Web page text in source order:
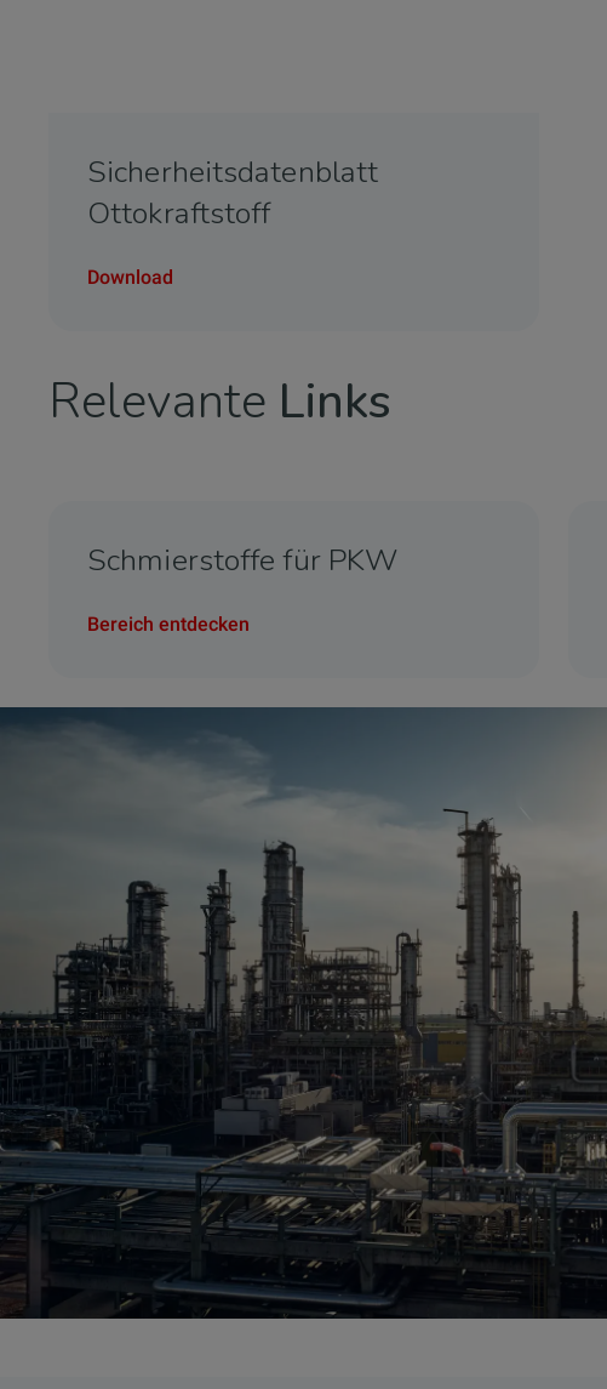
Sicherheitsdatenblatt
Ottokraftstoff
Download
Relevante Links
Schmierstoffe für PKW
Bereich entdecken